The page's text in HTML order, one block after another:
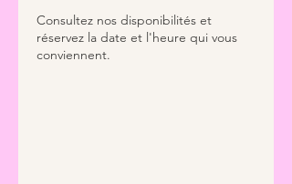
Consultez nos disponibilités et
réservez la date et l'heure qui vous
conviennent.